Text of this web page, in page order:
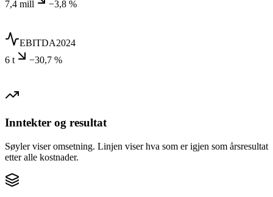
7,4 mill
−3,8 %
EBITDA2024
6 t
−30,7 %
Inntekter og resultat
Søyler viser omsetning. Linjen viser hva som er igjen som årsresultat
etter alle kostnader.